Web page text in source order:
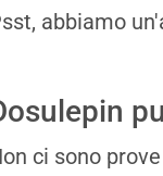
abbiamo
ci sono